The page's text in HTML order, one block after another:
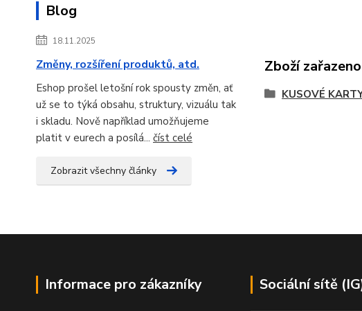
Blog
18.11.2025
Změny, rozšíření produktů, atd.
Eshop prošel letošní rok spousty změn, ať
už se to týká obsahu, struktury, vizuálu tak
i skladu. Nově například umožňujeme
platit v eurech a posílá... číst celé
Zobrazit všechny články
Zboží
KUSOVÉ
Informace pro zákazníky Sociální sítě